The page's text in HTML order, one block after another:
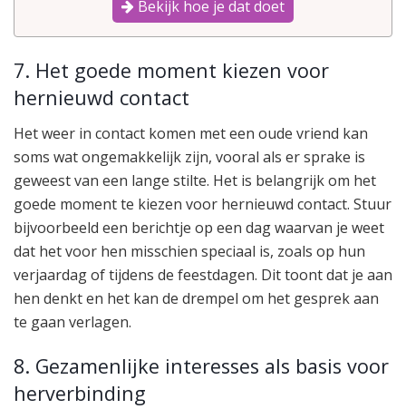
Bekijk hoe je dat doet
7. Het goede moment kiezen voor
hernieuwd contact
Het weer in contact komen met een oude vriend kan
soms wat ongemakkelijk zijn, vooral als er sprake is
geweest van een lange stilte. Het is belangrijk om het
goede moment te kiezen voor hernieuwd contact. Stuur
bijvoorbeeld een berichtje op een dag waarvan je weet
dat het voor hen misschien speciaal is, zoals op hun
verjaardag of tijdens de feestdagen. Dit toont dat je aan
hen denkt en het kan de drempel om het gesprek aan
te gaan verlagen.
8. Gezamenlijke interesses als basis voor
herverbinding